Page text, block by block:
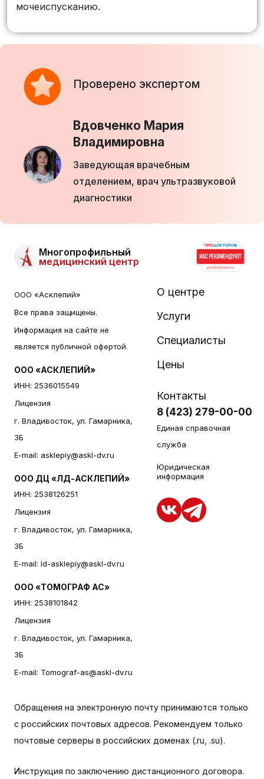
мочеиспусканию.
Проверено экспертом
Вдовченко Мария
Владимировна
Заведующая врачебным
отделением, врач ультразвуковой
диагностики
Многопрофильный
медицинский центр
ООО «Асклепий»
Все права защищены.
Информация на сайте не
является публичной офертой.
ООО «АСКЛЕПИЙ»
ИНН: 2536015549
Лицензия
г. Владивосток, ул. Гамарника,
3Б
E-mail: asklepiy@askl-dv.ru
ООО ДЦ «ЛД-АСКЛЕПИЙ»
ИНН: 2538126251
Лицензия
г. Владивосток, ул. Гамарника,
3Б
E-mail: ld-asklepiy@askl-dv.ru
ООО «ТОМОГРАФ АС»
ИНН: 2538101842
Лицензия
г. Владивосток, ул. Гамарника,
3Б
E-mail: Tomograf-as@askl-dv.ru
О центре
Услуги
Специалисты
Цены
Контакты
8 (423) 279-00-00
Единая справочная
служба
Юридическая
информация
Обращения на электронную почту принимаются только
с российских почтовых адресов. Рекомендуем только
почтовые серверы в российских доменах (.ru, .su).
Инструкция по заключению дистанционного договора.